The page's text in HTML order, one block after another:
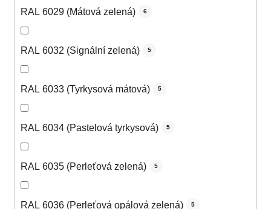
RAL 6029 (Mátová zelená) 6
RAL 6032 (Signální zelená) 5
RAL 6033 (Tyrkysová mátová) 5
RAL 6034 (Pastelová tyrkysová) 5
RAL 6035 (Perleťová zelená) 5
RAL 6036 (Perleťová opálová zelená) 5